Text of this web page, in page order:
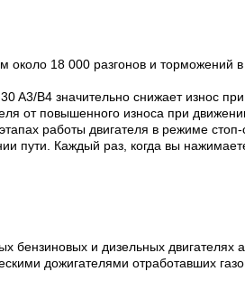
18 000 разгонов и торможений
A3/B4 значительно снижает износ
от повышенного износа при
работы двигателя в режиме стоп-
пути. Каждый раз, когда вы
и дизельных двигателях
дожигателями отработавших